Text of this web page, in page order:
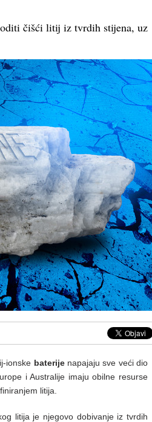
čišći litij iz tvrdih stijena, uz
ionske baterijenapajaju sve veći dio
i Australije imaju obilne resurse
litija.
litija je njegovo dobivanje iz tvrdih